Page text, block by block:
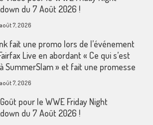
du 7 Août 2026 !
août 7, 2026
fait une promo lors de l’événement
Live en abordant « Ce qui s’est
SummerSlam » et fait une promesse
août 7, 2026
pour le WWE Friday Night
du 7 Août 2026 !